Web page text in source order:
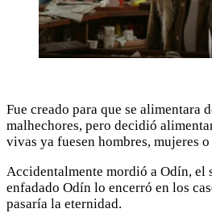
Fue creado para que se alimentara
malhechores, pero decidió
vivas ya fuesen hombres, mujeres
Accidentalmente mordió a Odín, el
enfadado Odín lo encerró en los
pasaría la eternidad.